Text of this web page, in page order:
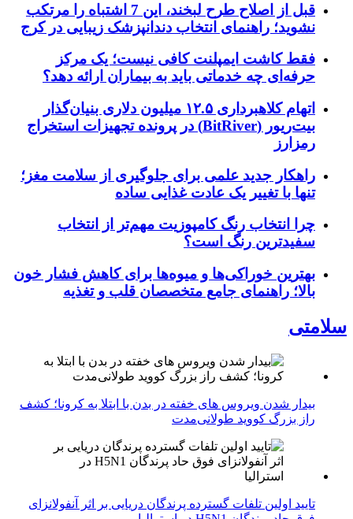
قبل از اصلاح طرح لبخند، این 7 اشتباه را مرتکب
نشوید؛ راهنمای انتخاب دندانپزشک زیبایی در کرج
فقط کاشت ایمپلنت کافی نیست؛ یک مرکز
حرفه‌ای چه خدماتی باید به بیماران ارائه دهد؟
اتهام کلاهبرداری ۱۲.۵ میلیون دلاری بنیان‌گذار
بیت‌ریور (BitRiver) در پرونده تجهیزات استخراج
رمزارز
راهکار جدید علمی برای جلوگیری از سلامت مغز؛
تنها با تغییر یک عادت غذایی ساده
چرا انتخاب رنگ کامپوزیت مهم‌تر از انتخاب
سفیدترین رنگ است؟
بهترین خوراکی‌ها و میوه‌ها برای کاهش فشار خون
بالا؛ راهنمای جامع متخصصان قلب و تغذیه
سلامتی
بیدار شدن ویروس‌ های خفته در بدن با ابتلا به کرونا؛ کشف
راز بزرگ کووید طولانی‌مدت
تایید اولین تلفات گسترده پرندگان دریایی بر اثر آنفولانزای